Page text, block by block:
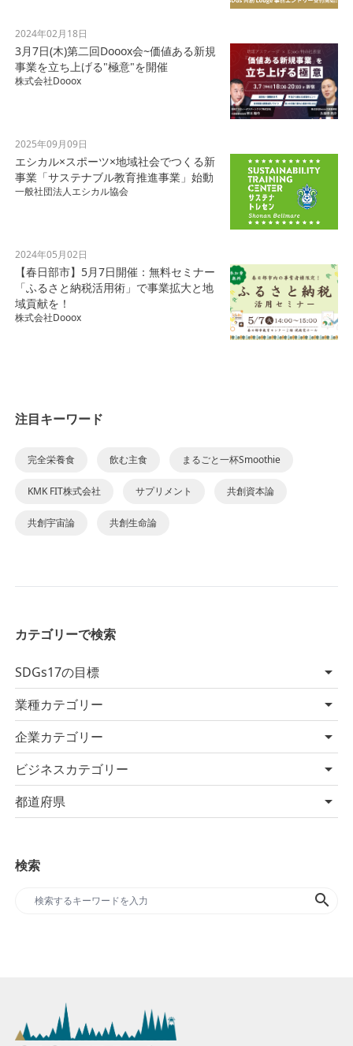
2024年02月18日
3月7日(木)第二回Dooox会~価値ある新規
事業を立ち上げる"極意"を開催
株式会社Dooox
2025年09月09日
エシカル×スポーツ×地域社会でつくる新
事業「サステナブル教育推進事業」始動
一般社団法人エシカル協会
2024年05月02日
【春日部市】5月7日開催：無料セミナー
「ふるさと納税活用術」で事業拡大と地
域貢献を！
株式会社Dooox
注目キーワード
完全栄養食 飲む主食 まるごと一杯Smoothie
KMK FIT株式会社 サプリメント 共創資本論
共創宇宙論 共創生命論
カテゴリーで検索
SDGs17の目標
業種カテゴリー
企業カテゴリー
ビジネスカテゴリー
都道府県
検索
search